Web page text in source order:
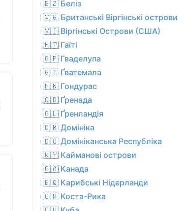
🇧🇿 Беліз
🇻🇬 Британські Віргінські острови
🇻🇮 Віргінські Острови (США)
🇭🇹 Гаїті
🇬🇵 Гваделупа
🇬🇹 Ґватемала
🇭🇳 Гондурас
🇬🇩 Ґренада
🇬🇱 Ґренландія
🇩🇲 Домініка
🇩🇴 Домініканська Республіка
🇰🇾 Кайманові острови
🇨🇦 Канада
🇧🇶 Карибські Нідерланди
🇨🇷 Коста-Рика